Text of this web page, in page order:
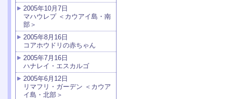
2005年10月7日
マハウレプ ＜カウアイ島・南
部＞
2005年8月16日
コアホウドリの赤ちゃん
2005年7月16日
ハナレイ・エスカルゴ
2005年6月12日
リマフリ・ガーデン ＜カウア
イ島・北部＞